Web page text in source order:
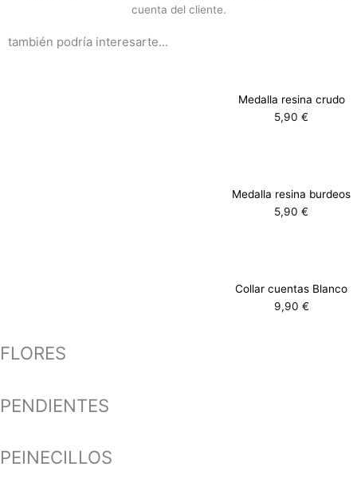
cuenta del cliente.
también podría interesarte...
Medalla resina crudo
5,90 €
Medalla resina burdeos
5,90 €
Collar cuentas Blanco
9,90 €
FLORES
PENDIENTES
PEINECILLOS